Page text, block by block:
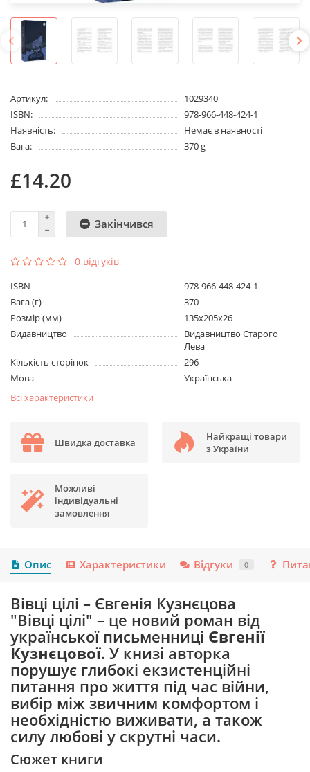
Артикул:
1029340
ISBN:
978-966-448-424-1
Наявність:
Немає в наявності
Вага:
370 g
£14.20
Закінчився
0 відгуків
ISBN
978-966-448-424-1
Вага (г)
370
Розмір (мм)
135x205x26
Видавництво
Видавництво Старого
Лева
Кількість сторінок
296
Мова
Українська
Всі характеристики
Швидка доставка
Найкращі товари
з України
Можливі
індивідуальні
замовлення
Опис Характеристики Відгуки 0
Вівці цілі – Євгенія Кузнєцова
"Вівці цілі" – це новий роман від
української письменниці Євгенії
Кузнєцової. У книзі авторка
порушує глибокі екзистенційні
питання про життя під час війни,
вибір між звичним комфортом і
необхідністю виживати, а також
силу любові у скрутні часи.
Сюжет книги